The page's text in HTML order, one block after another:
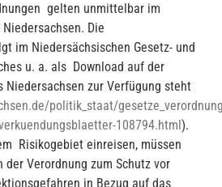
gelten unmittelbar im
Die
im Niedersächsischen Gesetz- und
u. a. als Download auf der
Niedersachsen zur Verfügung steht
politik_staat/
108794.html ).
Risikogebiet einreisen, müssen
der Verordnung zum Schutz vor
in Bezug auf das